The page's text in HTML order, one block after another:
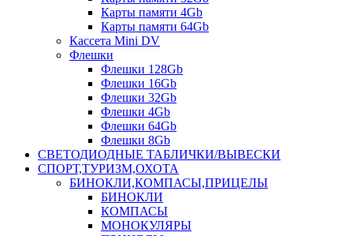
Карты памяти 4Gb
Карты памяти 64Gb
Кассета Mini DV
Флешки
Флешки 128Gb
Флешки 16Gb
Флешки 32Gb
Флешки 4Gb
Флешки 64Gb
Флешки 8Gb
СВЕТОДИОДНЫЕ ТАБЛИЧКИ/ВЫВЕСКИ
СПОРТ,ТУРИЗМ,ОХОТА
БИНОКЛИ,КОМПАСЫ,ПРИЦЕЛЫ
БИНОКЛИ
КОМПАСЫ
МОНОКУЛЯРЫ